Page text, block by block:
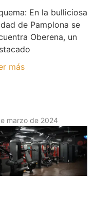
En la bulliciosa
de Pamplona se
Oberena, un
más
marzo de 2024